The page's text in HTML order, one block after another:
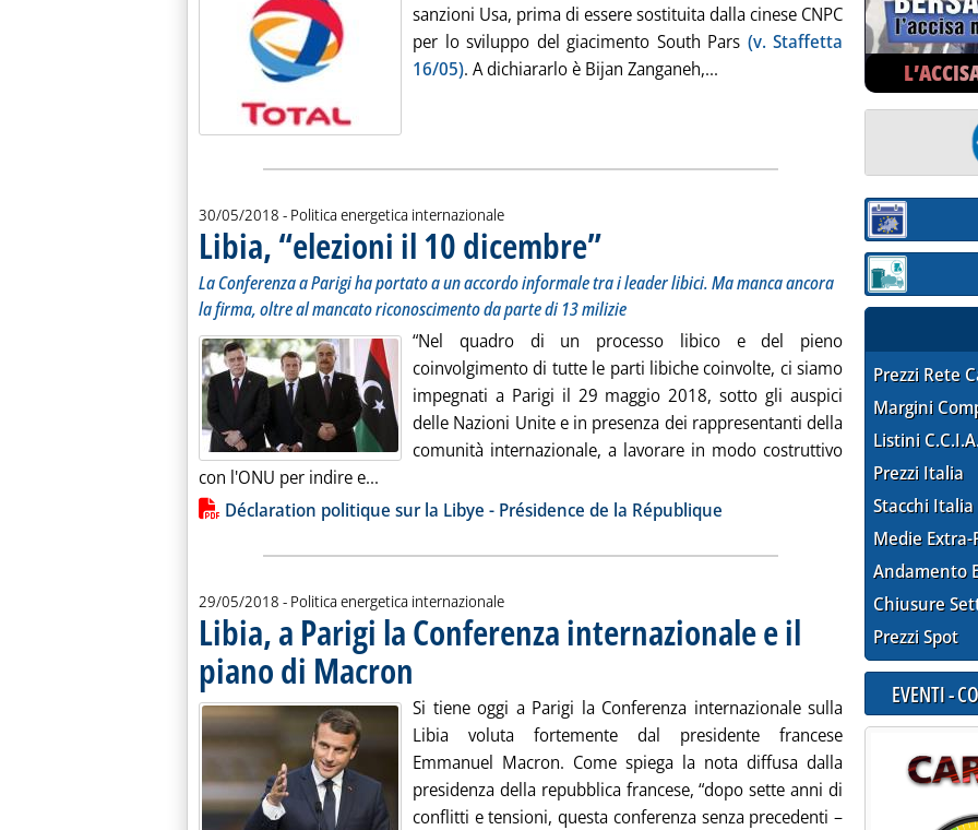
sanzioni Usa, prima di essere sostituita dalla cinese CNPC
per lo sviluppo del giacimento South Pars (v. Staffetta
16/05). A dichiararlo è Bijan Zanganeh,... Leggi tutta la notizia: 'Iran,
30/05/2018 - Politica energetica internazionale
Libia, “elezioni il 10 dicembre”. Sottotitolo: La Conferenza a Parigi ha portato a un accordo
. Pubblicata mercoledì 30 maggio 2018 alle 13.26.
La Conferenza a Parigi ha portato a un accordo informale tra i leader libici. Ma manca ancora
la firma, oltre al mancato riconoscimento da parte di 13 milizie
“Nel quadro di un processo libico e del pieno
coinvolgimento di tutte le parti libiche coinvolte, ci siamo
impegnati a Parigi il 29 maggio 2018, sotto gli auspici
delle Nazioni Unite e in presenza dei rappresentanti della
comunità internazionale, a lavorare in modo costruttivo
con l'ONU per indire e...
Lista allegati PDF alla notizia
Déclaration politique sur la Libye - Présidence de la République
29/05/2018 - Politica energetica internazionale
Libia, a Parigi la Conferenza internazionale e il
piano di Macron
Si tiene oggi a Parigi la Conferenza internazionale sulla
Libia voluta fortemente dal presidente francese
Emmanuel Macron. Come spiega la nota diffusa dalla
presidenza della repubblica francese, “dopo sette anni di
conflitti e tensioni, questa conferenza senza precedenti –
Sezione:
Sezione:
Prezzi Rete
Margini
Listini
Prezzi Italia
Stacchi Italia
Medie Extra-
Andamento
Chiusure
Prezzi Spot
EVENTI -